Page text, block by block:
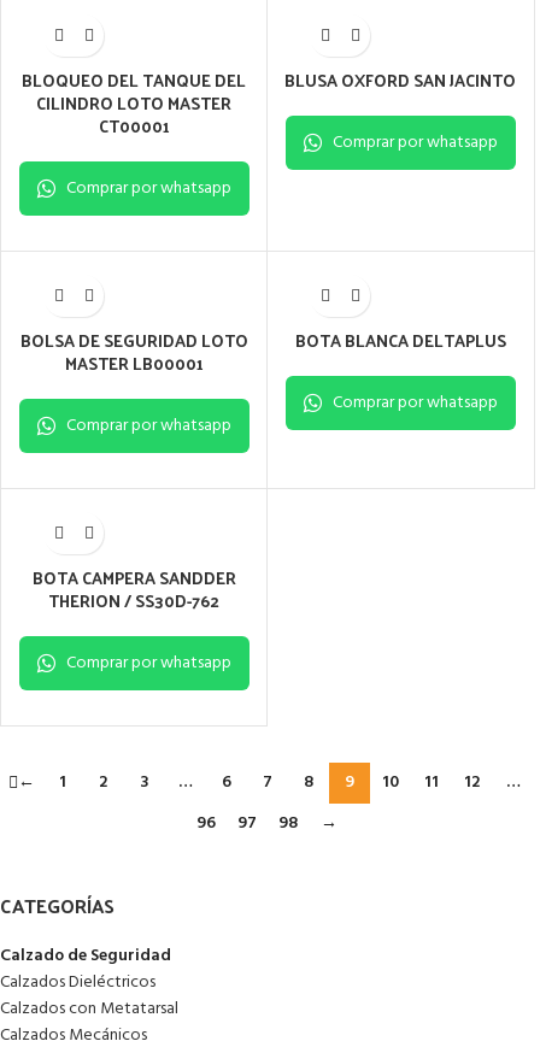
CATEGORÍAS
Calzado de Seguridad
Calzados Dieléctricos
Calzados con Metatarsal
Calzados Mecánicos
BLOQUEO DEL TANQUE DEL
CILINDRO LOTO MASTER
CT00001
Comprar por whatsapp
BLUSA OXFORD SAN JACINTO
Comprar por whatsapp
BOLSA DE SEGURIDAD LOTO
MASTER LB00001
Comprar por whatsapp
BOTA BLANCA DELTAPLUS
Comprar por whatsapp
BOTA CAMPERA SANDDER
THERION / SS30D-762
Comprar por whatsapp
← 1 2 3 … 6 7 8 9 10 11 12
…
96
97 98 →